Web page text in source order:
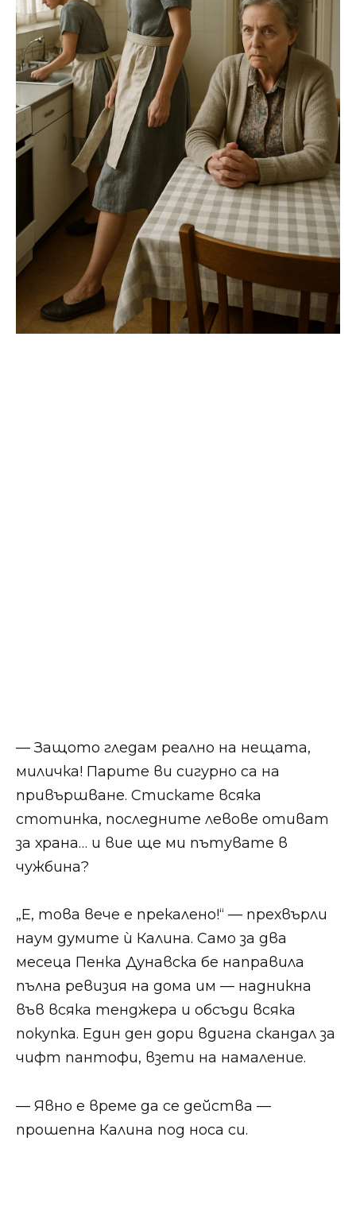
— Защото гледам реално на нещата,
миличка! Парите ви сигурно са на
привършване. Стискате всяка
стотинка, последните левове отиват
за храна… и вие ще ми пътувате в
чужбина?
„Е, това вече е прекалено!“ — прехвърли
наум думите ѝ Калина. Само за два
месеца Пенка Дунавска бе направила
пълна ревизия на дома им — надникна
във всяка тенджера и обсъди всяка
покупка. Един ден дори вдигна скандал за
чифт пантофи, взети на намаление.
— Явно е време да се действа —
прошепна Калина под носа си.